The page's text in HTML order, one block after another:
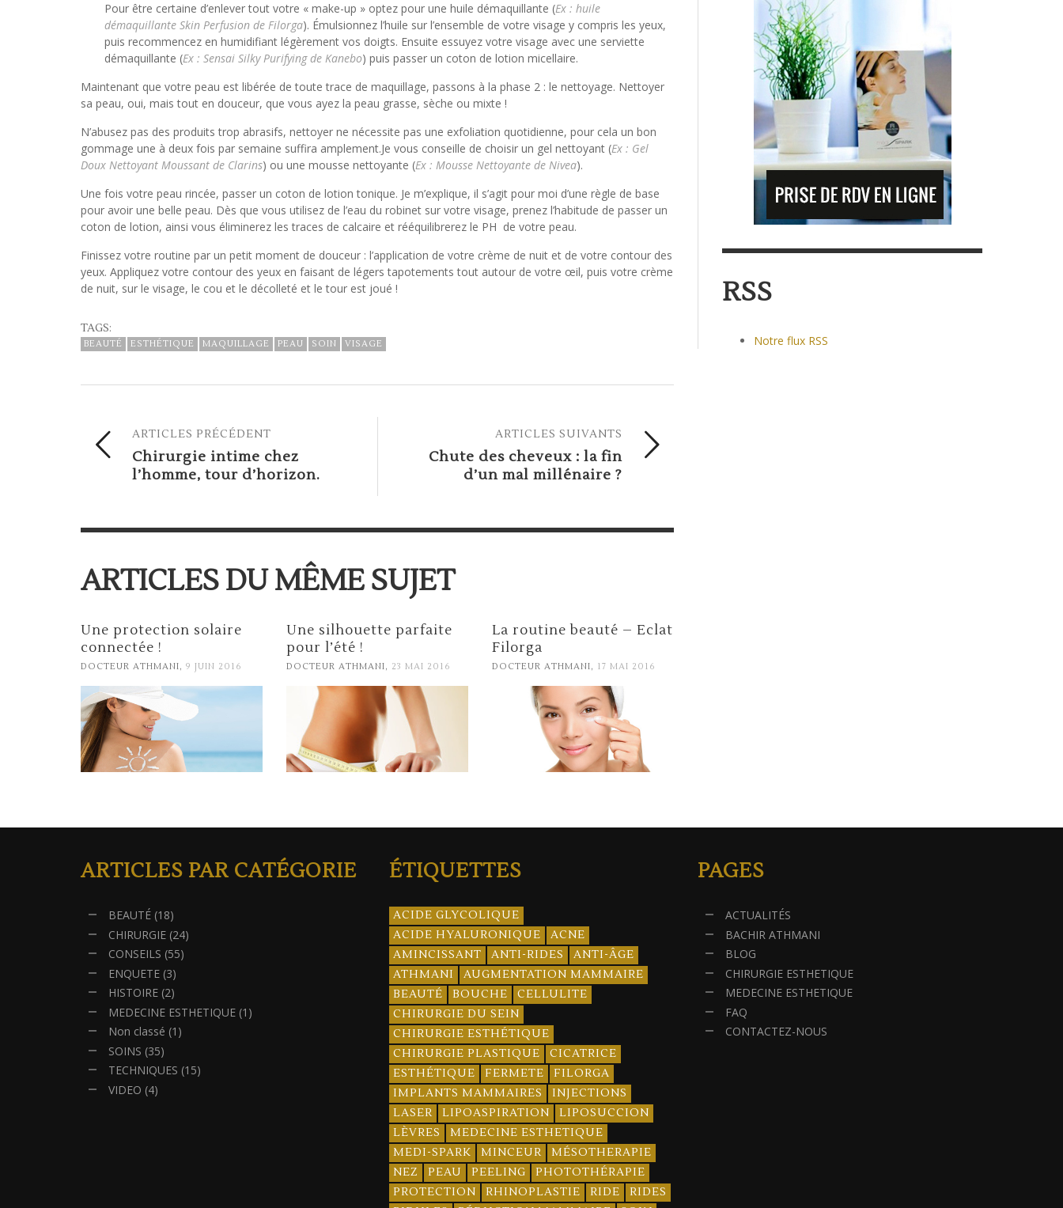
Pour être certaine d’enlever tout votre « make-up » optez pour une huile démaquillante (Ex : huile
démaquillante Skin Perfusion de Filorga). Émulsionnez l’huile sur l’ensemble de votre visage y compris les yeux,
puis recommencez en humidifiant légèrement vos doigts. Ensuite essuyez votre visage avec une serviette
démaquillante (Ex : Sensai Silky Purifying de Kanebo) puis passer un coton de lotion micellaire.
Maintenant que votre peau est libérée de toute trace de maquillage, passons à la phase 2 : le nettoyage. Nettoyer
sa peau, oui, mais tout en douceur, que vous ayez la peau grasse, sèche ou mixte !
N’abusez pas des produits trop abrasifs, nettoyer ne nécessite pas une exfoliation quotidienne, pour cela un bon
gommage une à deux fois par semaine suffira amplement.Je vous conseille de choisir un gel nettoyant (Ex : Gel
Doux Nettoyant Moussant de Clarins) ou une mousse nettoyante (Ex : Mousse Nettoyante de Nivea).
Une fois votre peau rincée, passer un coton de lotion tonique. Je m’explique, il s’agit pour moi d’une règle de base
pour avoir une belle peau. Dès que vous utilisez de l’eau du robinet sur votre visage, prenez l’habitude de passer un
coton de lotion, ainsi vous éliminerez les traces de calcaire et rééquilibrerez le PH de votre peau.
Finissez votre routine par un petit moment de douceur : l’application de votre crème de nuit et de votre contour des
yeux. Appliquez votre contour des yeux en faisant de légers tapotements tout autour de votre œil, puis votre crème
de nuit, sur le visage, le cou et le décolleté et le tour est joué !
TAGS:
BEAUTÉ ESTHÉTIQUE MAQUILLAGE PEAU SOIN VISAGE
ARTICLES SUIVANTS
Chute des cheveux : la fin
d’un mal millénaire ?
ARTICLES PRÉCÉDENT
Chirurgie intime chez
l’homme, tour d’horizon.
ARTICLES DU MÊME SUJET
Une protection solaire
connectée !
DOCTEUR ATHMANI, 9 JUIN 2016
Une silhouette parfaite
pour l’été !
DOCTEUR ATHMANI, 23 MAI 2016
La routine beauté – Eclat
Filorga
DOCTEUR ATHMANI, 17 MAI 2016
RSS
Notre flux RSS
ARTICLES PAR CATÉGORIE
BEAUTÉ (18)
CHIRURGIE (24)
CONSEILS (55)
ENQUETE (3)
HISTOIRE (2)
MEDECINE ESTHETIQUE (1)
Non classé (1)
SOINS (35)
TECHNIQUES (15)
VIDEO (4)
ÉTIQUETTES
ACIDE GLYCOLIQUE
ACIDE HYALURONIQUE
ACNE
AMINCISSANT
ANTI-RIDES
ANTI-ÂGE
ATHMANI
AUGMENTATION MAMMAIRE
BEAUTÉ
BOUCHE
CELLULITE
CHIRURGIE DU SEIN
CHIRURGIE ESTHÉTIQUE
CHIRURGIE PLASTIQUE
CICATRICE
ESTHÉTIQUE
FERMETE
FILORGA
IMPLANTS MAMMAIRES
INJECTIONS
LASER
LIPOASPIRATION
LIPOSUCCION
LÈVRES
MEDECINE ESTHETIQUE
MEDI-SPARK
MINCEUR
MÉSOTHERAPIE
NEZ
PEAU PEELING
PHOTOTHÉRAPIE
PROTECTION
RHINOPLASTIE RIDE
RIDES
PAGES
ACTUALITÉS
BACHIR ATHMANI
BLOG
CHIRURGIE ESTHETIQUE
MEDECINE ESTHETIQUE
FAQ
CONTACTEZ-NOUS